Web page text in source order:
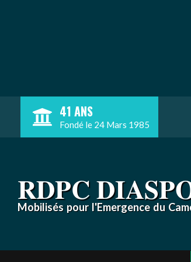
41 ANS
Fondé le 24 Mars 1985
RDPC
Mobilisés pour l'Emergence du